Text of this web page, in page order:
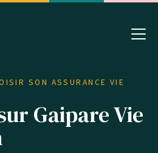
SON ASSURANCE VIE
Gaipare Vie